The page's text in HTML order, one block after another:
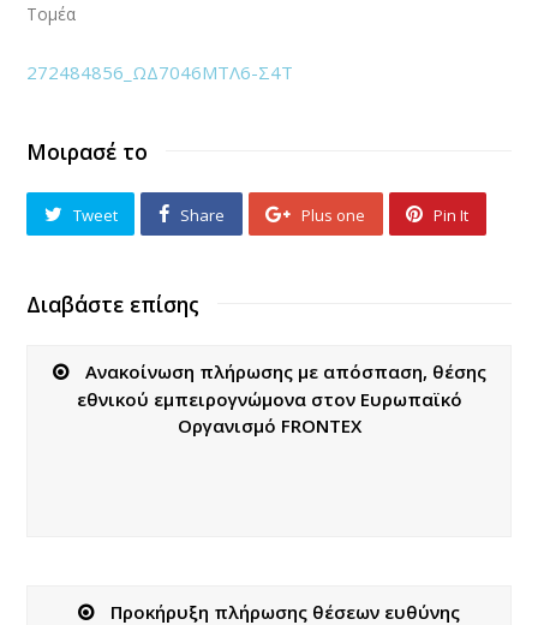
Τομέα
272484856_ΩΔ7046ΜΤΛ6-Σ4Τ
Μοιρασέ το
Tweet Share Plus one Pin It
Διαβάστε επίσης
Ανακοίνωση πλήρωσης με απόσπαση, θέσης
εθνικού εμπειρογνώμονα στον Ευρωπαϊκό
Οργανισμό FRONTEX
Προκήρυξη πλήρωσης θέσεων ευθύνης